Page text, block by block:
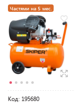
Частями на 5 мес.
Разумная цена
Код: 195680